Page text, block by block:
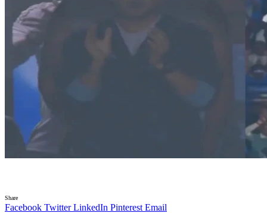
Share
Facebook Twitter LinkedIn Pinterest Email